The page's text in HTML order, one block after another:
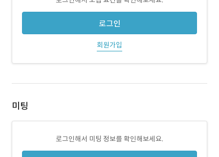
로그인
회원가입
미팅
로그인해서 미팅 정보를 확인해보세요.